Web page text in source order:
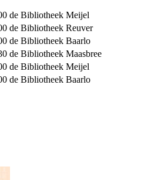
de Bibliotheek Meijel
de Bibliotheek Reuver
de Bibliotheek Baarlo
de Bibliotheek Maasbree
de Bibliotheek Meijel
de Bibliotheek Baarlo